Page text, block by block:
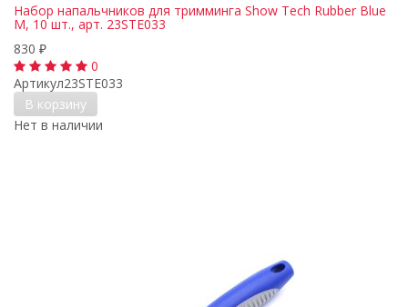
Набор напальчников для тримминга Show Tech Rubber Blue
M, 10 шт., арт. 23STE033
830 ₽
0
Артикул23STE033
В корзину
Нет в наличии